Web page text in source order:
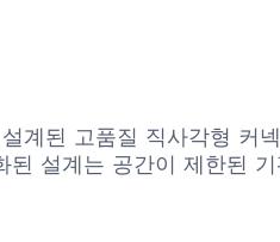
계된 고품질 직사각형 커
설계는 공간이 제한된